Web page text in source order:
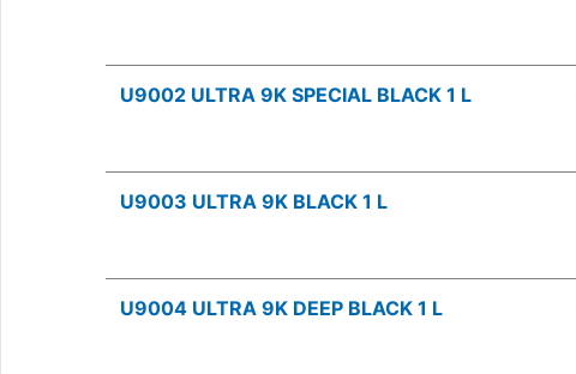
U9002 ULTRA 9K SPECIAL BLACK 1 L
U9003 ULTRA 9K BLACK 1 L
U9004 ULTRA 9K DEEP BLACK 1 L